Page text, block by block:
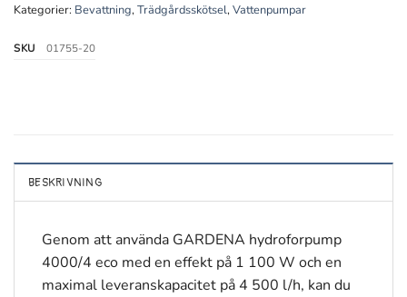
Kategorier: Bevattning,Trädgårdsskötsel,Vattenpumpar
SKU 01755-20
BESKRIVNING
Genom att använda GARDENA hydroforpump
4000/4 eco med en effekt på 1 100 W och en
maximal leveranskapacitet på 4 500 l/h, kan du